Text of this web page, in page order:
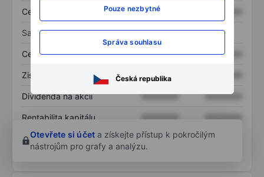
Pouze nezbytné
Správa souhlasu
Česká republika
Celkový dluh XXXXXXX
Sazby
Cena/tržby XXXXXXX XXXXXXX
Zisk na akcii XXXXXXX
Dividenda na akcii XXXXXXX XXXXXXX
Rentabilita kapitálu XXXXXXX
XXXXXXX
Otevřete si účet a získejte přístup k pokročilým
nástrojům pro grafy a analýzu.